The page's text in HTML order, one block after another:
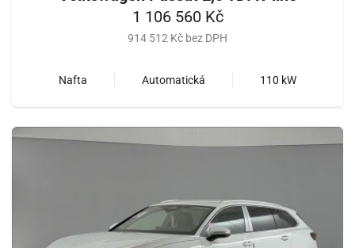
1 106 560 Kč
914 512 Kč bez DPH
Nafta Automatická 110 kW